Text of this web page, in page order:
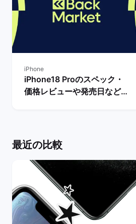
iPhone
iPhone18 Proのスペック・
価格レビューや発売日など最
最近の比較